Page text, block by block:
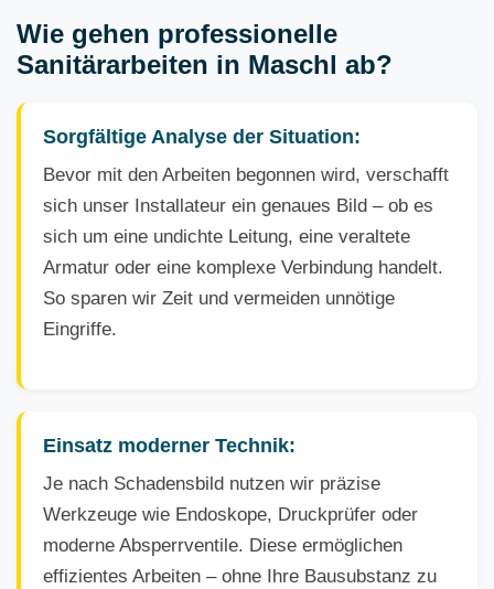
Wie gehen professionelle
Sanitärarbeiten in Maschl ab?
Sorgfältige Analyse der Situation:
Bevor mit den Arbeiten begonnen wird, verschafft
sich unser Installateur ein genaues Bild – ob es
sich um eine undichte Leitung, eine veraltete
Armatur oder eine komplexe Verbindung handelt.
So sparen wir Zeit und vermeiden unnötige
Eingriffe.
Einsatz moderner Technik:
Je nach Schadensbild nutzen wir präzise
Werkzeuge wie Endoskope, Druckprüfer oder
moderne Absperrventile. Diese ermöglichen
effizientes Arbeiten – ohne Ihre Bausubstanz zu